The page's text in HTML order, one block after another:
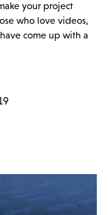
your project
who love videos,
come up with a